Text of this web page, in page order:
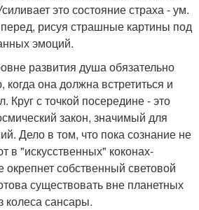
это состояние страха - ум.
рисуя страшные картины под
эмоций.
развития душа обязательно
она должна встретиться и
Круг с точкой посередине - это
закон, значимый для
Дело в том, что пока сознание не
в "искусственных" коконах-
окрепнет собственный световой
существовать вне планетных
колеса сансары.